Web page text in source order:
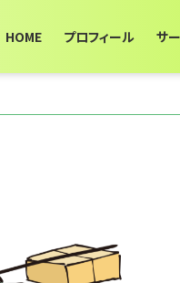
HOME プロフィール サ